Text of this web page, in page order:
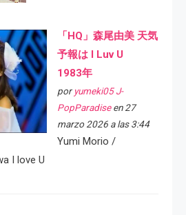
「HQ」森尾由美 天気
予報は I Luv U
1983年
por yumeki05 J-
PopParadiseen 27
marzo 2026 a las 3:44
Yumi Morio /
I love U